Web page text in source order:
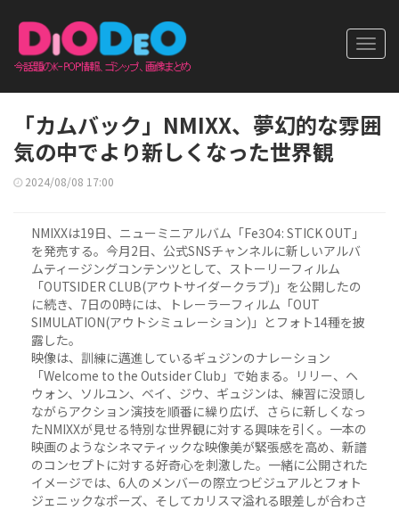
「カムバック」NMIXX、夢幻的な雰囲
気の中でより新しくなった世界観
2024/08/08 17:00
NMIXXは19日、ニューミニアルバム「Fe3O4: STICK OUT」
を発売する。今月2日、公式SNSチャンネルに新しいアルバ
ムティージングコンテンツとして、ストーリーフィルム
「OUTSIDER CLUB(アウトサイダークラブ)」を公開したの
に続き、7日の0時には、トレーラーフィルム「OUT
SIMULATION(アウトシミュレーション)」とフォト14種を披
露した。
映像は、訓練に邁進しているギュジンのナレーション
「Welcome to the Outsider Club」で始まる。リリー、ヘ
ウォン、ソルユン、ベイ、ジウ、ギュジンは、練習に没頭し
ながらアクション演技を順番に繰り広げ、さらに新しくなっ
たNMIXXが見せる特別な世界観に対する興味を引く。一本の
映画のようなシネマティックな映像美が緊張感を高め、新譜
のコンセプトに対する好奇心を刺激した。一緒に公開された
イメージでは、6人のメンバーの際立つビジュアルとフォト
ジェニックなポーズ、そしてカリスマ溢れる眼差しが合わさ